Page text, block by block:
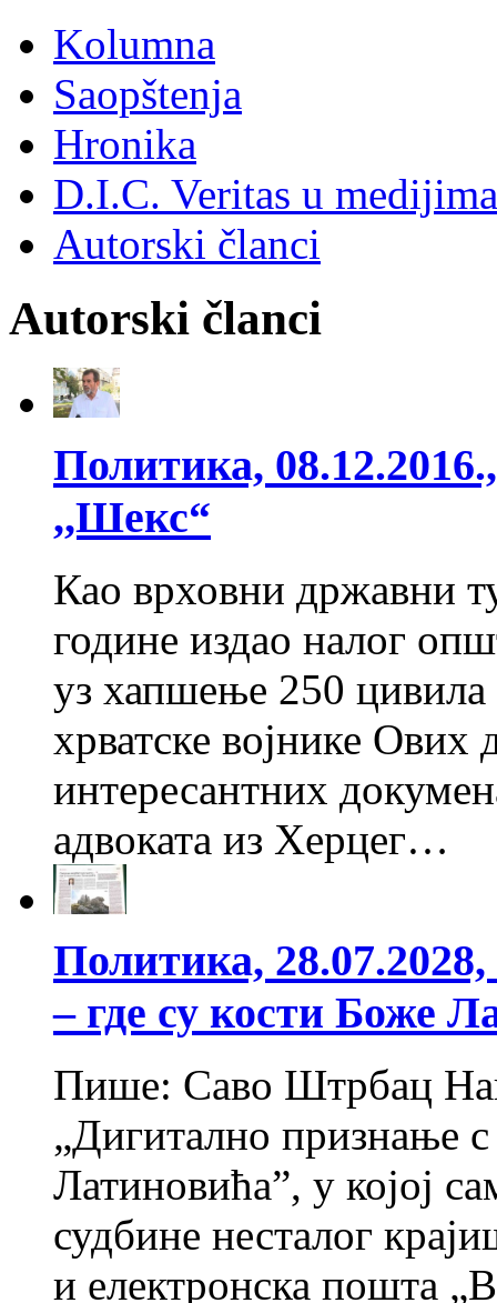
Kolumna
Saopštenja
Hronika
D.I.C. Veritas u medijima
Autorski članci
Autorski članci
Политика,
,,Шекс“
Као врховни државни
године издао налог
уз хапшење 250 цивила
хрватске војнике Ових
интересантних
адвоката из Херцег…
Политика,
– где су кости Боже
Пише: Саво Штрбац
„Дигитално признање
Латиновића”, у којој
судбине несталог
и електронска пошта